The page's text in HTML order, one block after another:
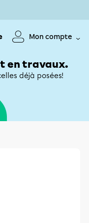
Mon compte
en travaux.
déjà posées!